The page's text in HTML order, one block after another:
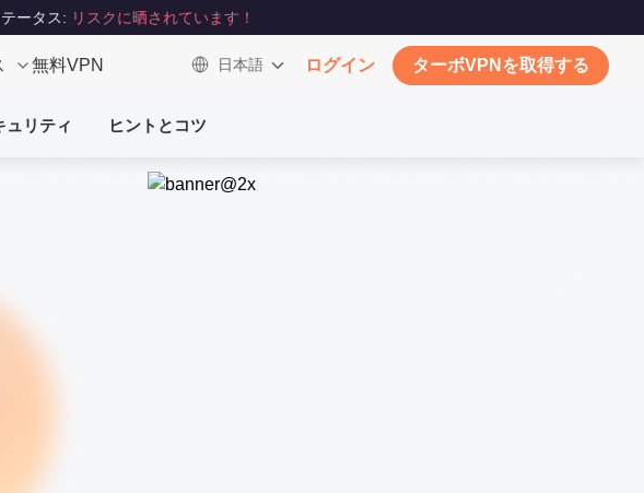
ータス: リスクに晒されています！
無料VPN 日本語 ログイン ターボVPNを取得する
ュリティ ヒントとコツ